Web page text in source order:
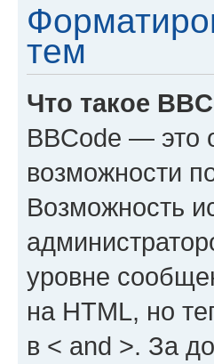
тем
Что такое
BBCode — это
возможности
Возможность
уровне
на HTML, но
в < and >. За